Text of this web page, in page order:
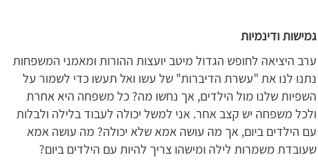
גמישות ודינמיות
ערב היציאה לחופש הגדול מיטב יועצות ההורות ומאמני המשפחות
נתנו לנו את "עשרת הדיברות" של עשו ואל תעשו כדי לשמור על
השפיות שלנו מול הילדים, אך נחשו מה? כל משפחה היא אחרת
ולכל משפחה יש קצב אחר. אני למשל יכולה לעבוד בלילה ולבלות
עם הילדים ביום, אך מה עושה אמא שלא יכולה? מה עושה אמא
שעובדת משמרות לילה ומישהו צריך להיות עם הילדים ביום?